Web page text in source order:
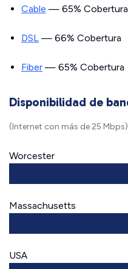
Cable — 65% Cobertura
DSL — 66% Cobertura
Fiber — 65% Cobertura
Disponibilidad de
(Internet con más de 25 Mbps)
Worcester
Massachusetts
USA